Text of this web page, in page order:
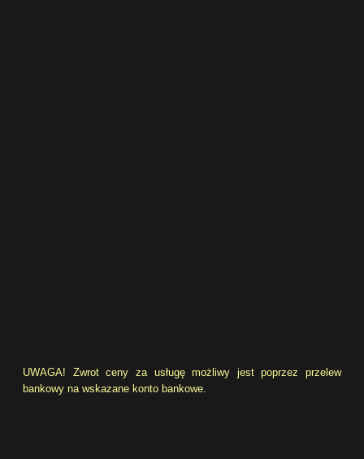
UWAGA! Zwrot ceny za usługę możliwy jest poprzez przelew
bankowy na wskazane konto bankowe.